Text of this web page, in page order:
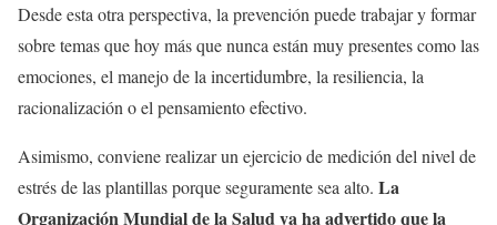
Desde esta otra perspectiva, la prevención puede trabajar y formar
sobre temas que hoy más que nunca están muy presentes como las
emociones, el manejo de la incertidumbre, la resiliencia, la
racionalización o el pensamiento efectivo.
Asimismo, conviene realizar un ejercicio de medición del nivel de
estrés de las plantillas porque seguramente sea alto. La
Organización Mundial de la Salud ya ha advertido que la